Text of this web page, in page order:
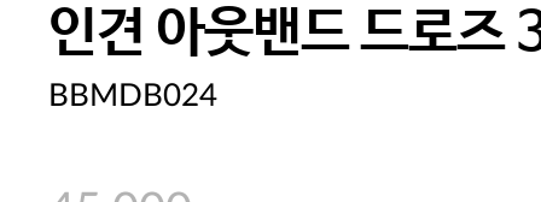
인견 아웃밴드 드로즈
BBMDB024